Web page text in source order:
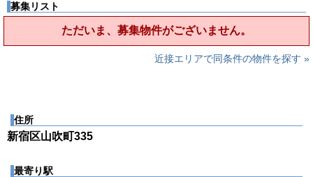
募集リスト
ただいま、募集物件がございません。
近接エリアで同条件の物件を探す »
住所
新宿区山吹町335
最寄り駅